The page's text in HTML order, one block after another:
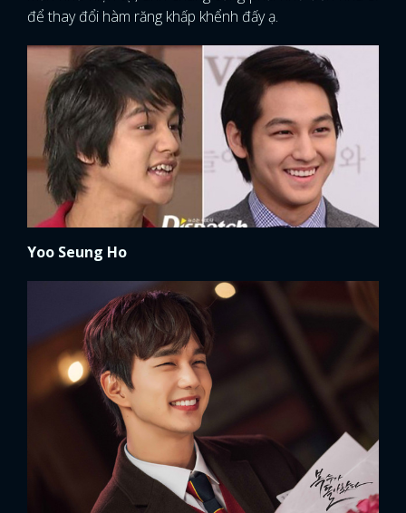
để thay đổi hàm răng khấp khểnh đấy ạ.
Yoo Seung Ho